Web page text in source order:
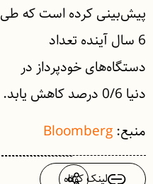
پیش‌بینی کرده است که طی
6 سال آینده تعداد
دستگاه‌های خودپرداز در
دنیا 0/6 درصد کاهش یابد.
منبع: Bloomberg
لینک کوتاه